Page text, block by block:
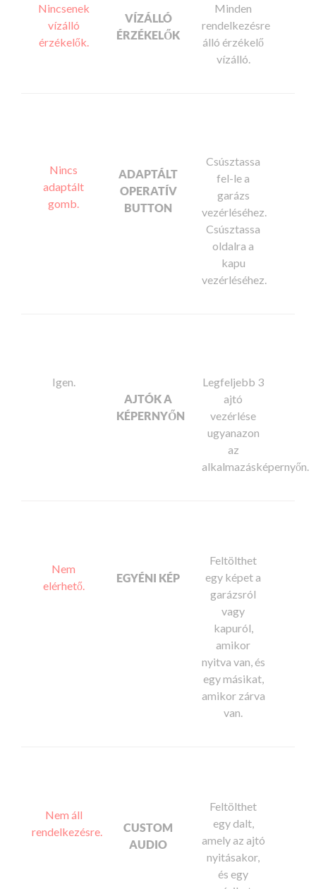
Nincsenek
vízálló
érzékelők.
VÍZÁLLÓ
ÉRZÉKELŐK
Minden
rendelkezésre
álló érzékelő
vízálló.
Nincs
adaptált
gomb.
ADAPTÁLT
OPERATÍV
BUTTON
Csúsztassa
fel-le a
garázs
vezérléséhez.
Csúsztassa
oldalra a
kapu
vezérléséhez.
Igen.
AJTÓK A
KÉPERNYŐN
Legfeljebb 3
ajtó
vezérlése
ugyanazon
az
alkalmazásképernyőn.
Nem
elérhető.
EGYÉNI KÉP
Feltölthet
egy képet a
garázsról
vagy
kapuról,
amikor
nyitva van, és
egy másikat,
amikor zárva
van.
Nem áll
rendelkezésre.
CUSTOM
AUDIO
Feltölthet
egy dalt,
amely az ajtó
nyitásakor,
és egy